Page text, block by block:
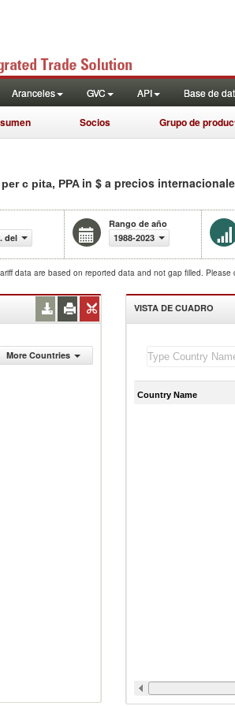
Aranceles GVC API Base de
Socios Grupo de
c pita, PPA in $ a precios
del
Rango de año
1988-2023
data are based on reported data and not gap filled. Please
More Countries
VISTA DE CUADRO
Country Name